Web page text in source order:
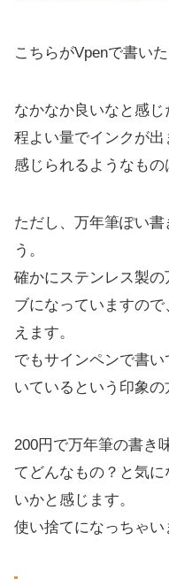
こちらがVpenで書いた
なかなか良いなと感じ
程よい量でインクが
感じられるようなもの
ただし、万年筆ぽい
う。
確かにステンレス製
ブになっていますの
えます。
でもサインペンで書
いているという印象の
200円で万年筆の書き
てどんなもの？と気
いかと感じます。
使い捨てになっちゃい